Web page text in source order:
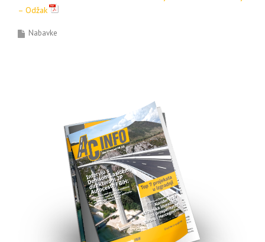
– Odžak
Nabavke